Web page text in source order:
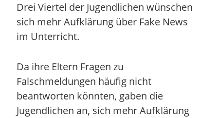
Drei Viertel der Jugendlichen wünschen
sich mehr Aufklärung über Fake News
im Unterricht.
Da ihre Eltern Fragen zu
Falschmeldungen häufig nicht
beantworten könnten, gaben die
Jugendlichen an, sich mehr Aufklärung